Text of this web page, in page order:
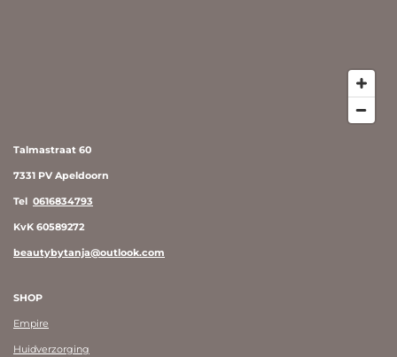
Talmastraat 60
7331 PV Apeldoorn
Tel 0616834793
KvK 60589272
beautybytanja@outlook.com
SHOP
Empire
Huidverzorging